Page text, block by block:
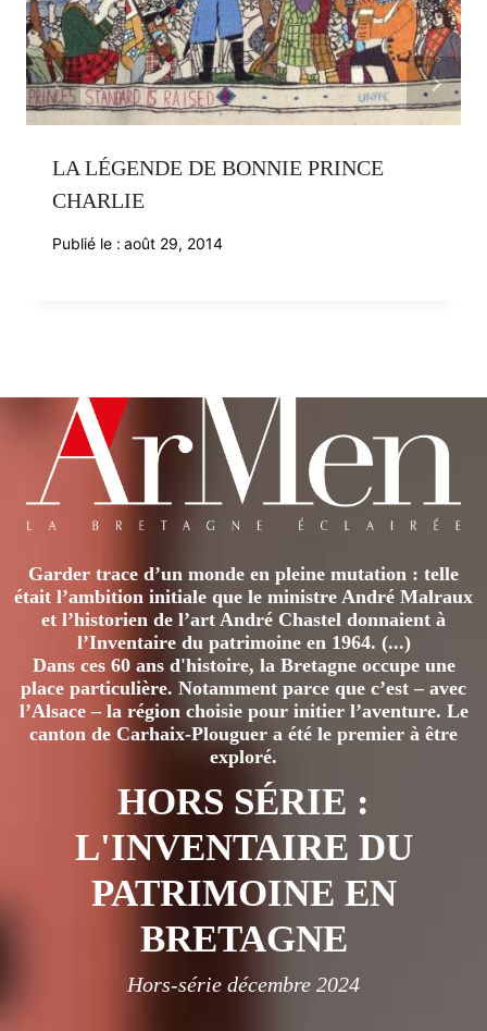
LA LÉGENDE DE BONNIE PRINCE
CHARLIE
Publié le : août 29, 2014
Garder trace d’un monde en pleine mutation : telle
était l’ambition initiale que le ministre André Malraux
et l’historien de l’art André Chastel donnaient à
l’Inventaire du patrimoine en 1964. (...)
Dans ces 60 ans d'histoire, la Bretagne occupe une
place particulière. Notamment parce que c’est – avec
l’Alsace – la région choisie pour initier l’aventure. Le
canton de Carhaix-Plouguer a été le premier à être
exploré.
HORS SÉRIE :
L'INVENTAIRE DU
PATRIMOINE EN
BRETAGNE
Hors-série décembre 2024